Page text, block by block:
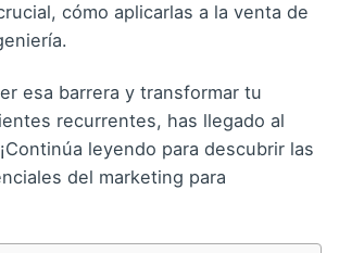
cómo aplicarlas a la venta de
esa barrera y transformar tu
recurrentes, has llegado al
leyendo para descubrir las
del marketing para